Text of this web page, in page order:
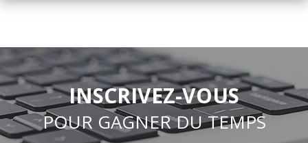
INSCRIVEZ-VOUS
POUR GAGNER DU TEMPS